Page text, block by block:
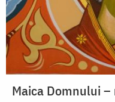
Maica Domnului